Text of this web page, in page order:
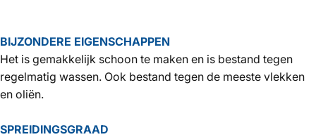
BIJZONDERE EIGENSCHAPPEN
Het is gemakkelijk schoon te maken en is bestand tegen
regelmatig wassen. Ook bestand tegen de meeste vlekken
en oliën.
SPREIDINGSGRAAD